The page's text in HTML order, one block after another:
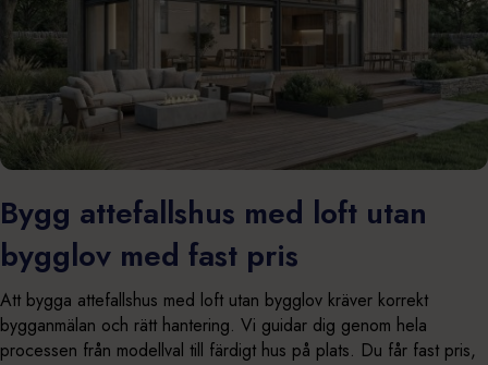
Bygg attefallshus med loft utan
bygglov med fast pris
Att bygga attefallshus med loft utan bygglov kräver korrekt
bygganmälan och rätt hantering. Vi guidar dig genom hela
processen från modellval till färdigt hus på plats. Du får fast pris,